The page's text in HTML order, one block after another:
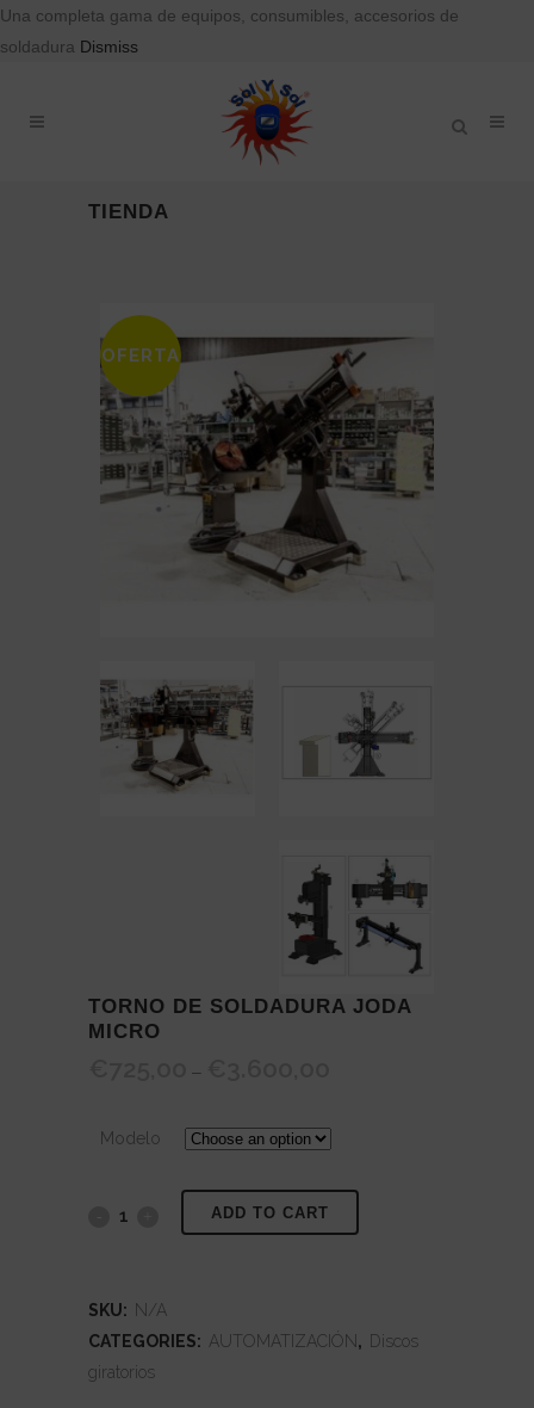
Una completa gama de equipos, consumibles, accesorios de
soldadura Dismiss
TIENDA
OFERTA
TORNO DE SOLDADURA JODA
MICRO
–
€725,00
€3.600,00
Modelo
Torno
soldadura
Joda
ADD TO CART
SKU: N/A
CATEGORIES: AUTOMATIZACIÓN, Discos
giratorios